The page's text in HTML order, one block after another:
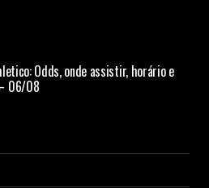
Odds, onde assistir, horário e
06/08